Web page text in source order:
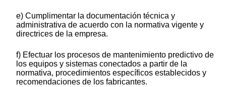
e) Cumplimentar la documentación técnica y
administrativa de acuerdo con la normativa vigente y
directrices de la empresa.
f) Efectuar los procesos de mantenimiento predictivo de
los equipos y sistemas conectados a partir de la
normativa, procedimientos específicos establecidos y
recomendaciones de los fabricantes.